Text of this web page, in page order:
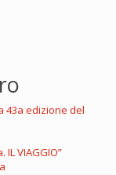
43a edizione del
VIAGGIO”